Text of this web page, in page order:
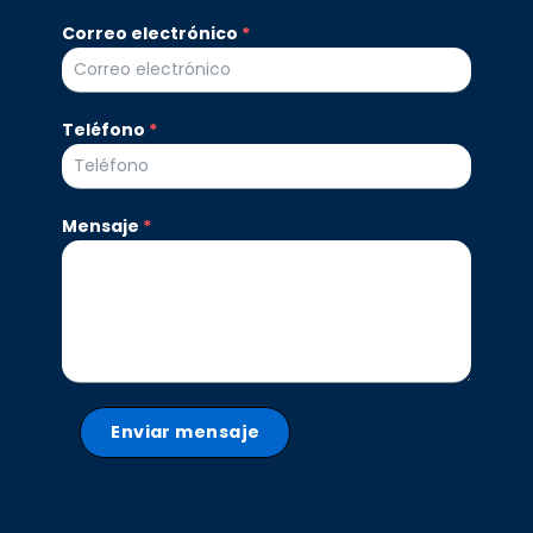
Correo electrónico *
Teléfono *
Mensaje *
Enviar mensaje